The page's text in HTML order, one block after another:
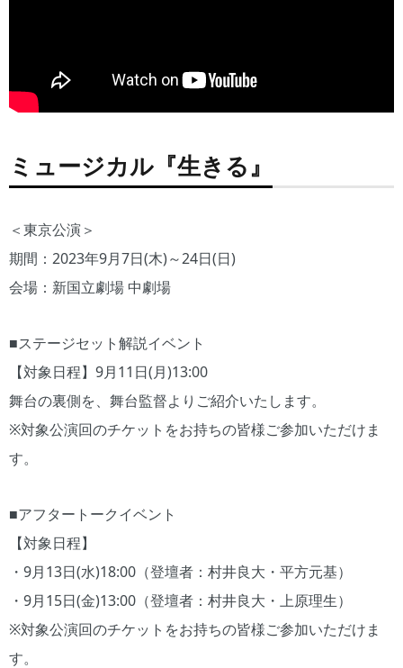
ミュージカル『生きる』
＜東京公演＞
期間：2023年9月7日(木)～24日(日)
会場：新国立劇場 中劇場
■ステージセット解説イベント
【対象日程】9月11日(月)13:00
舞台の裏側を、舞台監督よりご紹介いたします。
※対象公演回のチケットをお持ちの皆様ご参加いただけま
す。
■アフタートークイベント
【対象日程】
・9月13日(水)18:00（登壇者：村井良大・平方元基）
・9月15日(金)13:00（登壇者：村井良大・上原理生）
※対象公演回のチケットをお持ちの皆様ご参加いただけま
す。